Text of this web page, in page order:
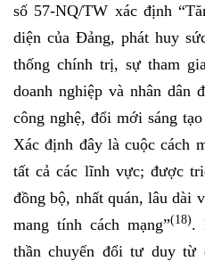
số 57-NQ/TW xác định
diện của Đảng, phát huy
thống chính trị, sự tham
doanh nghiệp và nhân dân
công nghệ, đổi mới sáng
Xác định đây là cuộc cách
tất cả các lĩnh vực; được
đồng bộ, nhất quán, lâu dài
mang tính cách mạng”(18).
thần chuyển đổi tư duy từ